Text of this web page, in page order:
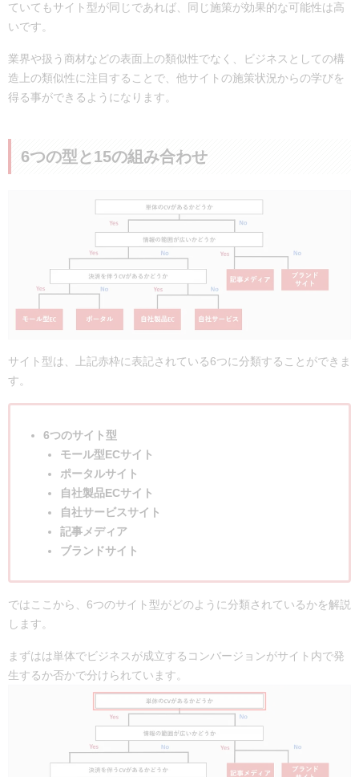
ていてもサイト型が同じであれば、同じ施策が効果的な可能性は高
いです。
業界や扱う商材などの表面上の類似性でなく、ビジネスとしての構
造上の類似性に注目することで、他サイトの施策状況からの学びを
得る事ができるようになります。
6つの型と15の組み合わせ
サイト型は、上記赤枠に表記されている6つに分類することができま
す。
6つのサイト型
モール型ECサイト
ポータルサイト
自社製品ECサイト
自社サービスサイト
記事メディア
ブランドサイト
ではここから、6つのサイト型がどのように分類されているかを解説
します。
まずはは単体でビジネスが成立するコンバージョンがサイト内で発
生するか否かで分けられています。